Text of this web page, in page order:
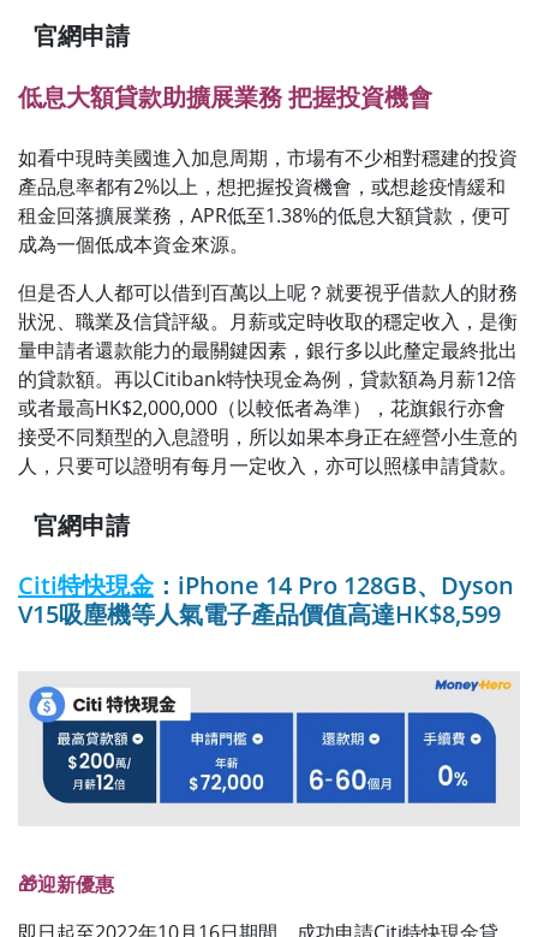
官網申請
低息大額貸款助擴展業務 把握投資機會
如看中現時美國進入加息周期，市場有不少相對穩建的投資
產品息率都有2%以上，想把握投資機會，或想趁疫情緩和
租金回落擴展業務，APR低至1.38%的低息大額貸款，便可
成為一個低成本資金來源。
但是否人人都可以借到百萬以上呢？就要視乎借款人的財務
狀況、職業及信貸評級。月薪或定時收取的穩定收入，是衡
量申請者還款能力的最關鍵因素，銀行多以此釐定最終批出
的貸款額。再以Citibank特快現金為例，貸款額為月薪12倍
或者最高HK$2,000,000（以較低者為準），花旗銀行亦會
接受不同類型的入息證明，所以如果本身正在經營小生意的
人，只要可以證明有每月一定收入，亦可以照樣申請貸款。
官網申請
Citi特快現金：iPhone 14 Pro 128GB、Dyson
V15吸塵機等人氣電子產品價值高達HK$8,599
🎁迎新優惠